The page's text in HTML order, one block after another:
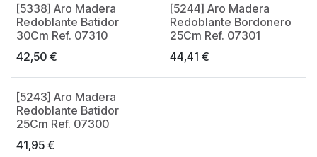
Made in Spain
[5338] Aro Madera
Redoblante Batidor
30Cm Ref. 07310
42,50 € Made in Spain
[5244] Aro Madera
Redoblante Bordonero
25Cm Ref. 07301
44,41 €
Made in Spain
[5243] Aro Madera
Redoblante Batidor
25Cm Ref. 07300
41,95 €